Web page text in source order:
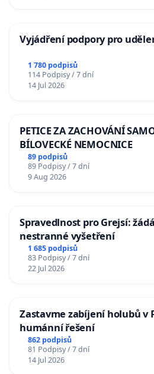
Vyjádření podpory pro
1 780 podpisů
114 Podpisy / 7 dní
14 Jul 2026
PETICE ZA ZACHOVÁNÍ
BÍLOVECKÉ NEMOCNICE
89 podpisů
89 Podpisy / 7 dní
9 Aug 2026
Spravedlnost pro Grejsí:
nestranné vyšetření
1 685 podpisů
83 Podpisy / 7 dní
22 Jul 2026
Zastavme zabíjení holubů v
humánní řešení
862 podpisů
81 Podpisy / 7 dní
14 Jul 2026